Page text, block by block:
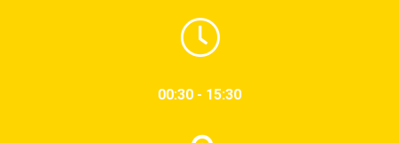
00:30 - 15:30